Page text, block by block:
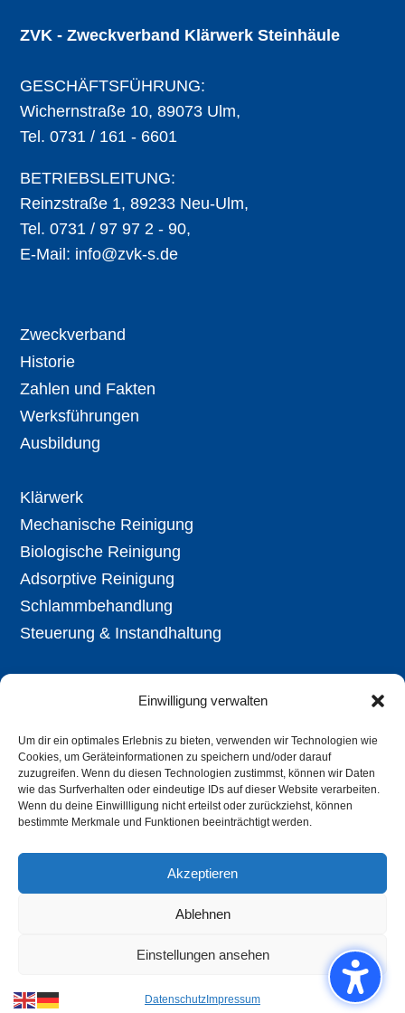
Einwilligung verwalten
Um dir ein optimales Erlebnis zu bieten, verwenden wir Technologien wie
Cookies, um Geräteinformationen zu speichern und/oder darauf
zuzugreifen. Wenn du diesen Technologien zustimmst, können wir Daten
wie das Surfverhalten oder eindeutige IDs auf dieser Website verarbeiten.
Wenn du deine Einwillligung nicht erteilst oder zurückziehst, können
bestimmte Merkmale und Funktionen beeinträchtigt werden.
Akzeptieren
Ablehnen
Einstellungen ansehen
Datenschutz Impressum
ZVK - Zweckverband Klärwerk Steinhäule
GESCHÄFTSFÜHRUNG:
Wichernstraße 10, 89073 Ulm,
Tel. 0731 / 161 - 6601
BETRIEBSLEITUNG:
Reinzstraße 1, 89233 Neu-Ulm,
Tel. 0731 / 97 97 2 - 90,
E-Mail: info@zvk-s.de
Zweckverband
Historie
Zahlen und Fakten
Werksführungen
Ausbildung
Klärwerk
Mechanische Reinigung
Biologische Reinigung
Adsorptive Reinigung
Schlammbehandlung
Steuerung & Instandhaltung
Öffentl. Bekanntmachungen
Stellenangebote
Kontakt
Barrierefreiheit
Datenschutz,Verbandssatzung,